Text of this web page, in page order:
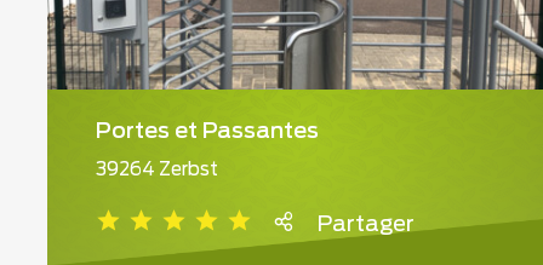
Portes et Passantes
39264 Zerbst
Partager